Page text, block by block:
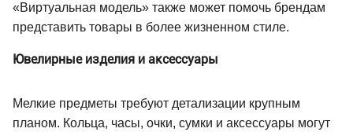
«Виртуальная модель» также может помочь брендам
представить товары в более жизненном стиле.
Ювелирные изделия и аксессуары
Мелкие предметы требуют детализации крупным
планом. Кольца, часы, очки, сумки и аксессуары могут